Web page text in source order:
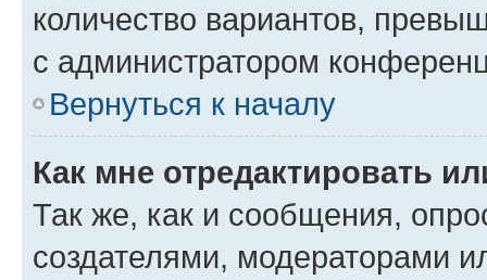
количество вариантов,
с администратором
Вернуться к началу
Как мне отредактировать
Так же, как и сообщения,
создателями, модераторами